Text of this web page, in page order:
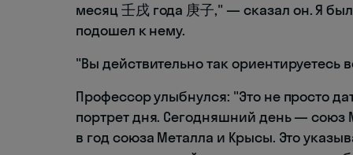
месяц 壬戌 года 庚子," — сказал он. Я
подошел к нему.
"Вы действительно так
Профессор улыбнулся: "Это не просто
портрет дня. Сегодняшний день — союз
в год союза Металла и Крысы. Это